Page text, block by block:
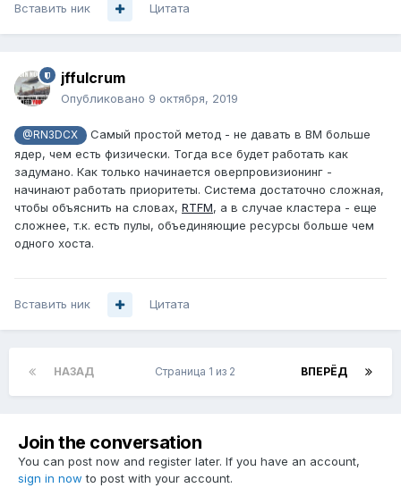
Вставить ник Цитата
jffulcrum
Опубликовано 9 октября, 2019
@RN3DCX
Самый простой метод - не давать в ВМ больше
ядер, чем есть физически. Тогда все будет работать как
задумано. Как только начинается оверпровизионинг -
начинают работать приоритеты. Система достаточно сложная,
чтобы объяснить на словах, RTFM, а в случае кластера - еще
сложнее, т.к. есть пулы, объединяющие ресурсы больше чем
одного хоста.
Вставить ник Цитата
НАЗАД ВПЕРЁД
Страница 1 из 2
Join the conversation
You can post now and register later. If you have an account,
sign in now to post with your account.